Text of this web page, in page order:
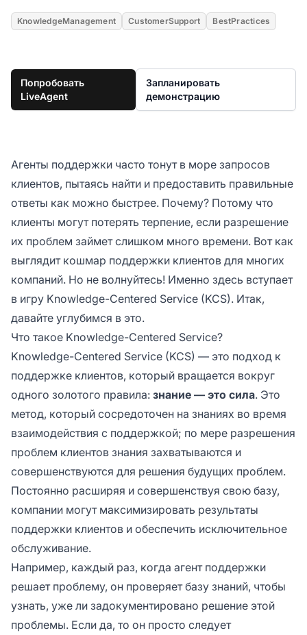
KnowledgeManagement CustomerSupport BestPractices
Попробовать
LiveAgent
Запланировать
демонстрацию
Агенты поддержки часто тонут в море запросов
клиентов, пытаясь найти и предоставить правильные
ответы как можно быстрее. Почему? Потому что
клиенты могут потерять терпение, если разрешение
их проблем займет слишком много времени. Вот как
выглядит кошмар поддержки клиентов для многих
компаний. Но не волнуйтесь! Именно здесь вступает
в игру Knowledge-Centered Service (KCS). Итак,
давайте углубимся в это.
Что такое Knowledge-Centered Service?
Knowledge-Centered Service (KCS) — это подход к
поддержке клиентов, который вращается вокруг
одного золотого правила: знание — это сила. Это
метод, который сосредоточен на знаниях во время
взаимодействия с поддержкой; по мере разрешения
проблем клиентов знания захватываются и
совершенствуются для решения будущих проблем.
Постоянно расширяя и совершенствуя свою базу,
компании могут максимизировать результаты
поддержки клиентов и обеспечить исключительное
обслуживание.
Например, каждый раз, когда агент поддержки
решает проблему, он проверяет базу знаний, чтобы
узнать, уже ли задокументировано решение этой
проблемы. Если да, то он просто следует